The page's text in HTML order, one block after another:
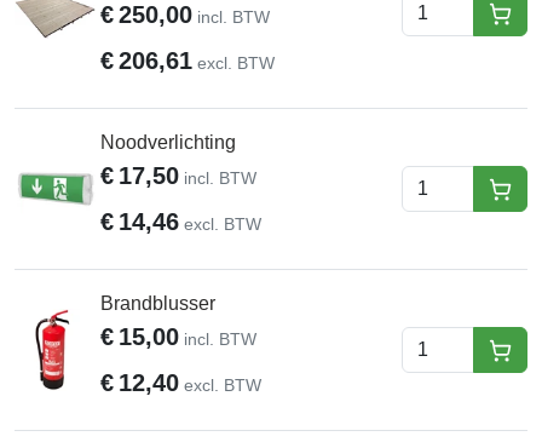
€250,00 incl. BTW
€206,61 excl. BTW
Noodverlichting
€ 17,50 incl. BTW
€ 14,46 excl. BTW
Brandblusser
€ 15,00 incl. BTW
€ 12,40 excl. BTW